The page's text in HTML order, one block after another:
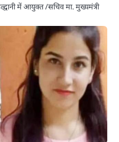
में आयुक्त /सचिव मा. मुख्यमंत्री